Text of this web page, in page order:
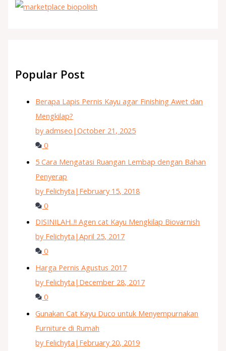
Popular Post
Berapa Lapis Pernis Kayu agar Finishing Awet dan
Mengkilap?
by admseo |October 21, 2025
0
5 Cara Mengatasi Ruangan Lembap dengan Bahan
Penyerap
by Felichyta | February 15, 2018
0
DISINILAH..!! Agen cat Kayu Mengkilap Biovarnish
by Felichyta |April 25, 2017
0
Harga Pernis Agustus 2017
by Felichyta | December 28, 2017
0
Gunakan Cat Kayu Duco untuk Menyempurnakan
Furniture di Rumah
by Felichyta | February 20, 2019